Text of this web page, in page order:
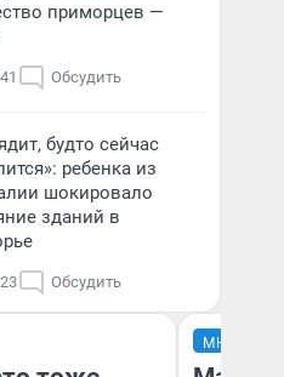
приморцев —
Обсудить
будто сейчас
ребенка из
шокировало
зданий в
Обсудить
МНЕНИЕ